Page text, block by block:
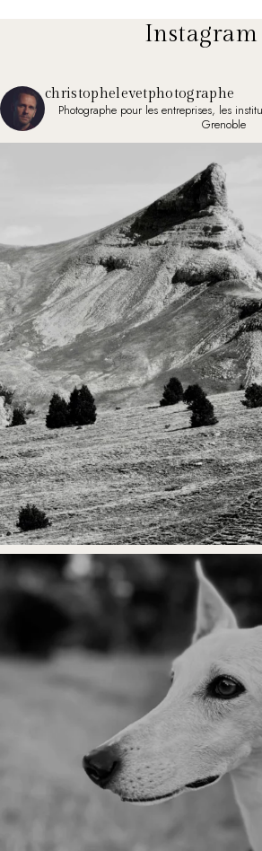
Instagram
christophelevetphotographe
Photographe pour les entreprises, les
Grenoble